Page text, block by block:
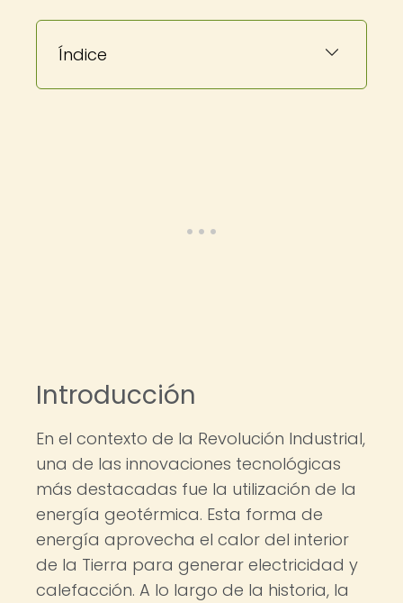
Índice
Introducción
En el contexto de la Revolución Industrial,
una de las innovaciones tecnológicas
más destacadas fue la utilización de la
energía geotérmica. Esta forma de
energía aprovecha el calor del interior
de la Tierra para generar electricidad y
calefacción. A lo largo de la historia, la